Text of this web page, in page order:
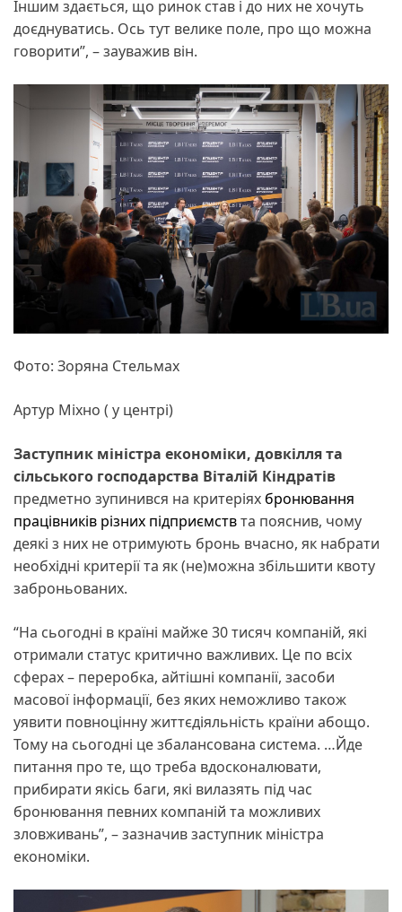
Іншим здається, що ринок став і до них не хочуть
доєднуватись. Ось тут велике поле, про що можна
говорити”, – зауважив він.
Фото: Зоряна Стельмах
Артур Міхно ( у центрі)
Заступник міністра економіки, довкілля та
сільського господарства Віталій Кіндратів
предметно зупинився на критеріях бронювання
працівників різних підприємствта пояснив, чому
деякі з них не отримують бронь вчасно, як набрати
необхідні критерії та як (не)можна збільшити квоту
заброньованих.
“На сьогодні в країні майже 30 тисяч компаній, які
отримали статус критично важливих. Це по всіх
сферах – переробка, айтішні компанії, засоби
масової інформації, без яких неможливо також
уявити повноцінну життєдіяльність країни абощо.
Тому на сьогодні це збалансована система. …Йде
питання про те, що треба вдосконалювати,
прибирати якісь баги, які вилазять під час
бронювання певних компаній та можливих
зловживань”, – зазначив заступник міністра
економіки.